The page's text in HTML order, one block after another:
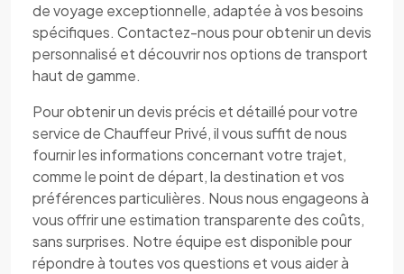
de voyage exceptionnelle, adaptée à vos besoins
spécifiques. Contactez-nous pour obtenir un devis
personnalisé et découvrir nos options de transport
haut de gamme.
Pour obtenir un devis précis et détaillé pour votre
service de Chauffeur Privé, il vous suffit de nous
fournir les informations concernant votre trajet,
comme le point de départ, la destination et vos
préférences particulières. Nous nous engageons à
vous offrir une estimation transparente des coûts,
sans surprises. Notre équipe est disponible pour
répondre à toutes vos questions et vous aider à